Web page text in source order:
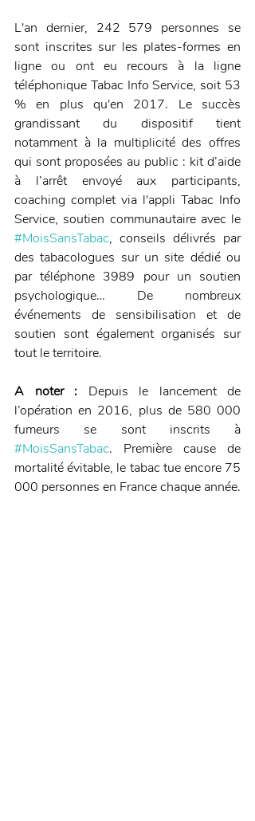
L'an dernier, 242 579 personnes se
sont inscrites sur les plates-formes en
ligne ou ont eu recours à la ligne
téléphonique Tabac Info Service, soit 53
% en plus qu'en 2017. Le succès
grandissant du dispositif tient
notamment à la multiplicité des offres
qui sont proposées au public : kit d’aide
à l’arrêt envoyé aux participants,
coaching complet via l'appli Tabac Info
#MoisSansTabac, conseils délivrés par
des tabacologues sur un site dédié ou
par téléphone 3989 pour un soutien
psychologique… De nombreux
événements de sensibilisation et de
soutien sont également organisés sur
tout le territoire.
A noter : Depuis le lancement de
l’opération en 2016, plus de 580 000
#MoisSansTabac. Première cause de
mortalité évitable, le tabac tue encore 75
000 personnes en France chaque année.